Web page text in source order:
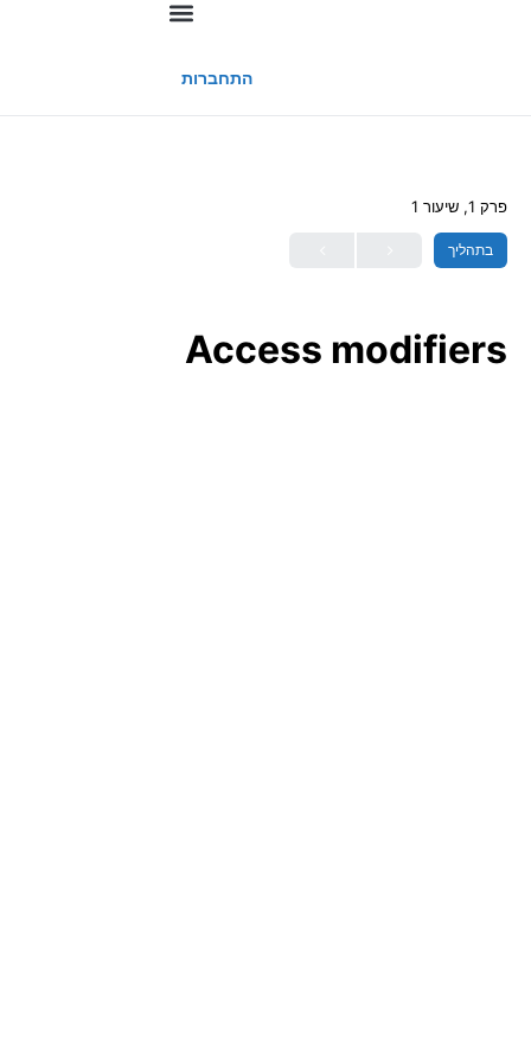
התחברות
פרק 1, שיעור 1
בתהליך
Access modifiers